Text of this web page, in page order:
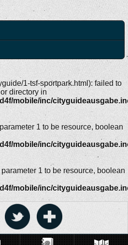
1-tsf-sportpark.html): failed to
directory in
mobile/inc/
1 to be resource, boolean
mobile/inc/
1 to be resource, boolean
mobile/inc/